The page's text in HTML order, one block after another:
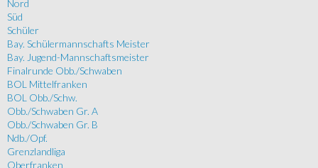
Nord
Süd
Schüler
Bay. Schülermannschafts Meister
Bay. Jugend-Mannschaftsmeister
Finalrunde Obb./Schwaben
BOL Mittelfranken
BOL Obb./Schw.
Obb./Schwaben Gr. A
Obb./Schwaben Gr. B
Ndb./Opf.
Grenzlandliga
Oberfranken